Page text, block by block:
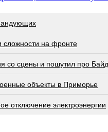
сложности на фронте
со сцены и пошутил про
объекты в Приморье
отключение электроэнергии